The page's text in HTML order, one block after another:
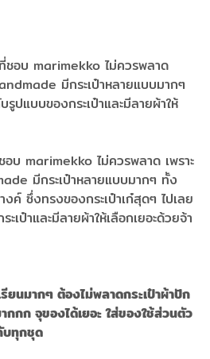
อบ marimekko ไม่ควรพลาด เพราะ
มีกระเป๋าหลายแบบมากๆ ทั้ง
งค์ ซึ่งทรงของกระเป๋าเก๋สุดๆ ไปเลย
เป๋าและมีลายผ้าให้เลือกเยอะด้วยจ้า